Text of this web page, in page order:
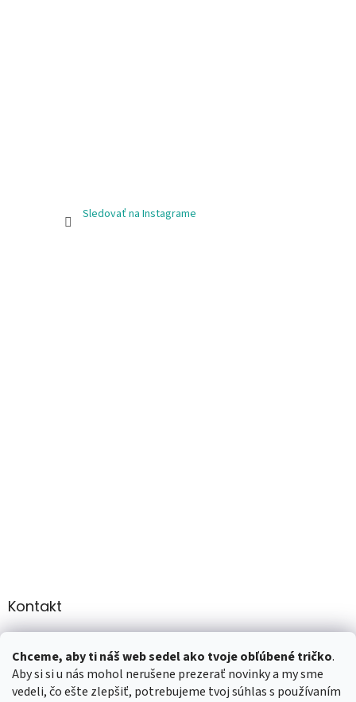
Chceme, aby ti náš web sedel ako tvoje obľúbené tričko.
Aby si si u nás mohol nerušene prezerať novinky a my sme
vedeli, čo ešte zlepšiť, potrebujeme tvoj súhlas s používaním
Sledovať na Instagrame
Kontakt
+421 907947783